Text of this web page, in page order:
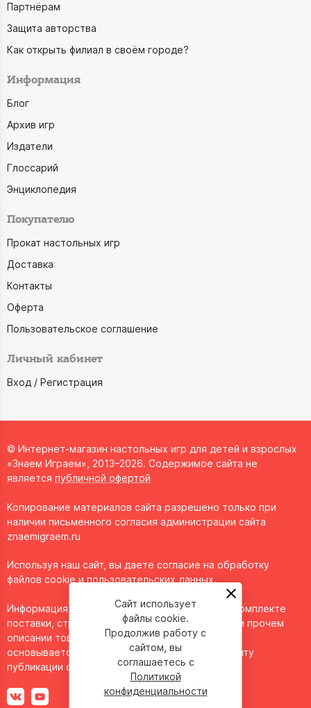
Партнёрам
Защита авторства
Как открыть филиал в своём городе?
Информация
Блог
Архив игр
Издатели
Глоссарий
Энциклопедия
Покупателю
Прокат настольных игр
Доставка
Контакты
Оферта
Пользовательское соглашение
Личный кабинет
Вход / Регистрация
© Интернет-магазин настольных игр для детей и взрослых
«Знаем Играем», 2013–2026. Содержимое сайта не
является публичной офертой
Копирование материалов сайта разрешено только при
наличии письменного согласия администрации сайта
znaemigraem.ru
Используя наш сайт, вы даете согласие на обработку
файлов cookie и пользовательских данных.
Информация о технических характеристиках, комплекте
поставки, стране изготовления, внешнем виде и прочем
описании товара носит справочный характер и
основывается на последних доступных к моменту
публикации сведениях.
Сайт использует
файлы cookie.
Продолжив работу с
сайтом, вы
соглашаетесь с
Политикой
конфиденциальности